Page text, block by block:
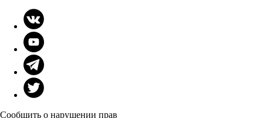
Сообщить о нарушении прав